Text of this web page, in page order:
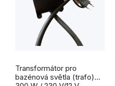
Transformátor pro
bazénová světla (trafo)
hodnocení
produktu
je
5,0